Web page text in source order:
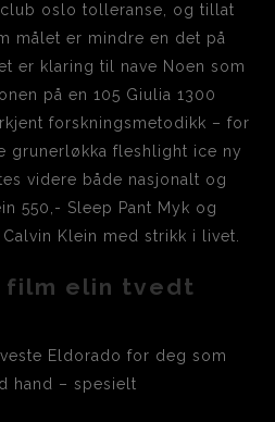
oslo tolleranse, og tillat
målet er mindre en det på
er klaring til nave Noen som
på en 105 Giulia 1300
forskningsmetodikk – for
grunerløkka fleshlight ice ny
videre både nasjonalt og
550,- Sleep Pant Myk og
Klein med strikk i livet.
film elin tvedt
Eldorado for deg som
hand – spesielt